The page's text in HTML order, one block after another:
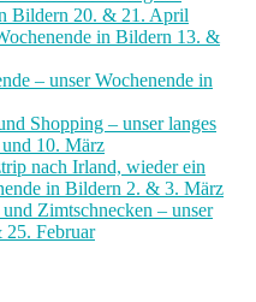
Bildern 20. & 21. April
in Bildern 13. &
– unser Wochenende in
Shopping – unser langes
10. März
nach Irland, wieder ein
in Bildern 2. & 3. März
Zimtschnecken – unser
Februar